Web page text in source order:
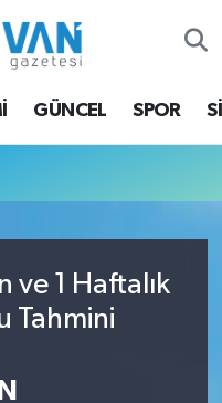
GÜNCEL SPOR
ve 1 Haftalık
Tahmini
Fikstür